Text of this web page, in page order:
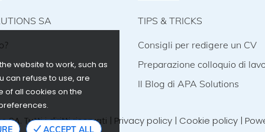
website to work, such as
can refuse to use, are
of all cookies on the
ACCEPT ALL
SA TIPS & TRICKS
Consigli per redigere un CV
Preparazione colloquio di
Il Blog di APA Solutions
SA. Tutti i diritti riservati | Privacy policy| Cookie policy|